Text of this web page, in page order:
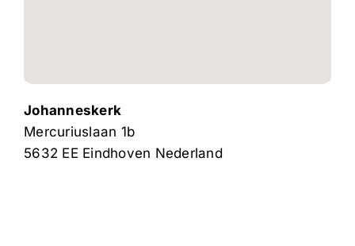
Johanneskerk
Mercuriuslaan 1b
5632 EE Eindhoven Nederland